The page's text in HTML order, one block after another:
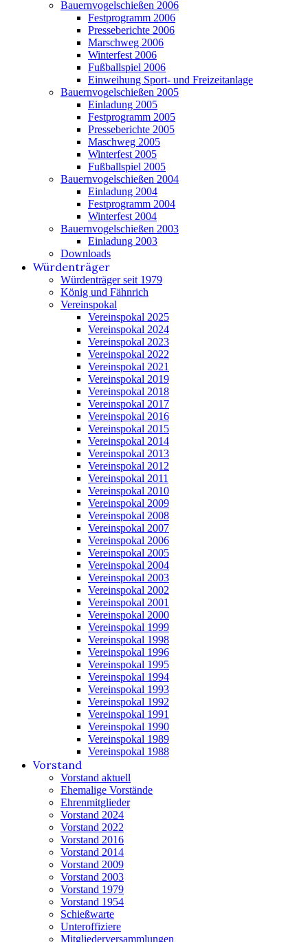
Bauernvogelschießen 2006
Festprogramm 2006
Presseberichte 2006
Marschweg 2006
Winterfest 2006
Fußballspiel 2006
Einweihung Sport- und Freizeitanlage
Bauernvogelschießen 2005
Einladung 2005
Festprogramm 2005
Presseberichte 2005
Maschweg 2005
Winterfest 2005
Fußballspiel 2005
Bauernvogelschießen 2004
Einladung 2004
Festprogramm 2004
Winterfest 2004
Bauernvogelschießen 2003
Einladung 2003
Downloads
Würdenträger
Würdenträger seit 1979
König und Fähnrich
Vereinspokal
Vereinspokal 2025
Vereinspokal 2024
Vereinspokal 2023
Vereinspokal 2022
Vereinspokal 2021
Vereinspokal 2019
Vereinspokal 2018
Vereinspokal 2017
Vereinspokal 2016
Vereinspokal 2015
Vereinspokal 2014
Vereinspokal 2013
Vereinspokal 2012
Vereinspokal 2011
Vereinspokal 2010
Vereinspokal 2009
Vereinspokal 2008
Vereinspokal 2007
Vereinspokal 2006
Vereinspokal 2005
Vereinspokal 2004
Vereinspokal 2003
Vereinspokal 2002
Vereinspokal 2001
Vereinspokal 2000
Vereinspokal 1999
Vereinspokal 1998
Vereinspokal 1996
Vereinspokal 1995
Vereinspokal 1994
Vereinspokal 1993
Vereinspokal 1992
Vereinspokal 1991
Vereinspokal 1990
Vereinspokal 1989
Vereinspokal 1988
Vorstand
Vorstand aktuell
Ehemalige Vorstände
Ehrenmitglieder
Vorstand 2024
Vorstand 2022
Vorstand 2016
Vorstand 2014
Vorstand 2009
Vorstand 2003
Vorstand 1979
Vorstand 1954
Schießwarte
Unteroffiziere
Mitgliederversammlungen